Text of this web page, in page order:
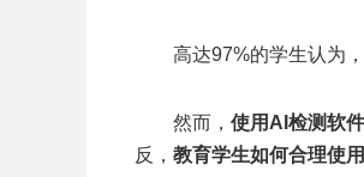
高达97%的学生认为
然而， 使用 AI 检测软件
反， 教育学生如何合理使